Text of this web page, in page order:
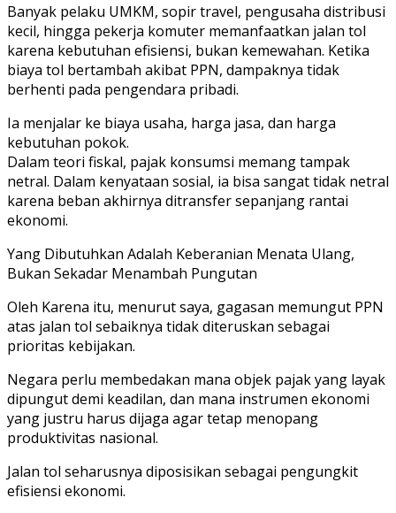
Banyak pelaku UMKM, sopir travel, pengusaha distribusi
kecil, hingga pekerja komuter memanfaatkan jalan tol
karena kebutuhan efisiensi, bukan kemewahan. Ketika
biaya tol bertambah akibat PPN, dampaknya tidak
berhenti pada pengendara pribadi.
Ia menjalar ke biaya usaha, harga jasa, dan harga
kebutuhan pokok.
Dalam teori fiskal, pajak konsumsi memang tampak
netral. Dalam kenyataan sosial, ia bisa sangat tidak netral
karena beban akhirnya ditransfer sepanjang rantai
ekonomi.
Yang Dibutuhkan Adalah Keberanian Menata Ulang,
Bukan Sekadar Menambah Pungutan
Oleh Karena itu, menurut saya, gagasan memungut PPN
atas jalan tol sebaiknya tidak diteruskan sebagai
prioritas kebijakan.
Negara perlu membedakan mana objek pajak yang layak
dipungut demi keadilan, dan mana instrumen ekonomi
yang justru harus dijaga agar tetap menopang
produktivitas nasional.
Jalan tol seharusnya diposisikan sebagai pengungkit
efisiensi ekonomi.